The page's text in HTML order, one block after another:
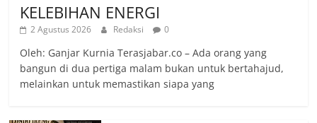
KELEBIHAN ENERGI
2 Agustus 2026 Redaksi 0
Oleh: Ganjar Kurnia Terasjabar.co – Ada orang yang
bangun di dua pertiga malam bukan untuk bertahajud,
melainkan untuk memastikan siapa yang